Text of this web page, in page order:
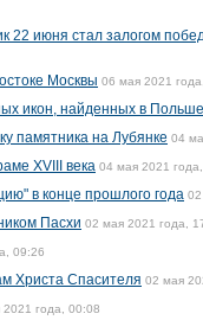
22 июня стал залогом
Москвы 06 мая 2021
икон, найденных в Польше
памятника на Лубянке 04
XVIII века 04 мая 2021
в конце прошлого года
Пасхи 02 мая 2021 года,
09:26
Христа Спасителя 02 мая
2021 года, 00:08